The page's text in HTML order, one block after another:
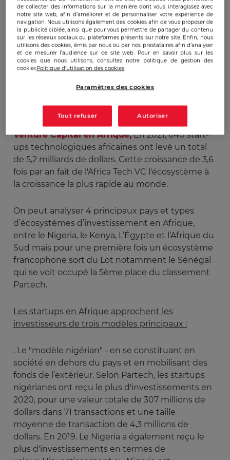
de complexité globale des affaires après le Brésil
au moment où le Royaume-Uni est bien noté se
trouvant à la 53ème position avec comme tête
de liste le Danemark en 77ème place.
aux investissements privés
anglophones
Venture Capital en Afrique,En 2021, 640 start-
ups technologiques africaines ont levé un total
de 5,2 milliards de dollars. Cette croissance de 3,6
fois par an fait de l'Africa Tech VC l'écosystème à
la croissance la plus rapide au monde.
On peut analyser 4 principaux pays et types
d’écosystèmes d’investissement en Afrique,
entre le Nigeria, le Kenya, L’Égypte et l’Afrique du
Sud mais pour une première fois un écosystème
francophone sort du Lot notamment le Sénégal
qui se voit occupé la 5ème place du classement
Partech.
Les startups en Afrique approchent les
investisseurs de trois modèles principaux :
. Le "modèle nigérian" - en se constituant en
société en dehors du pays et en mobilisant des
fonds de l’extérieur. Selon Partech, les startups
nigérianes ont reçu le plus d'investissements en
2020, pour une valeur totale de 307 millions de
dollars dans 71 transactions et une taille
moyenne de transaction de 4,3 millions de
dollars. En 2019. Le Nigeria a également reçu le
plus d'investissements en termes de
de collecter des informations sur la manière dont vous interagissez avec
notre site web, afin d’améliorer et de personnaliser votre expérience de
navigation. Nous utilisons également des cookies afin de vous proposer de
la publicité ciblée, ainsi que pour vous permettre de partager du contenu
sur les réseaux sociaux ou plateformes présents sur notre site. Enfin, nous
utilisons des cookies, émis par nous ou par nos prestataires afin d’analyser
et de mesurer l’audience sur ce site web. Pour en savoir plus sur les
cookies que nous utilisons, consultez notre politique de gestion des
cookiesPolitique d'utilisation des cookies
Paramètres des cookies
Tout refuser Autoriser